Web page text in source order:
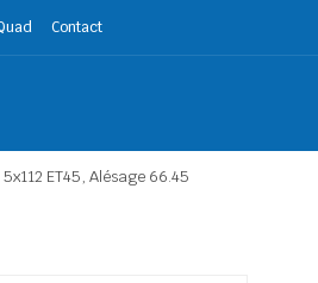
Contact
ET45, Alésage 66.45